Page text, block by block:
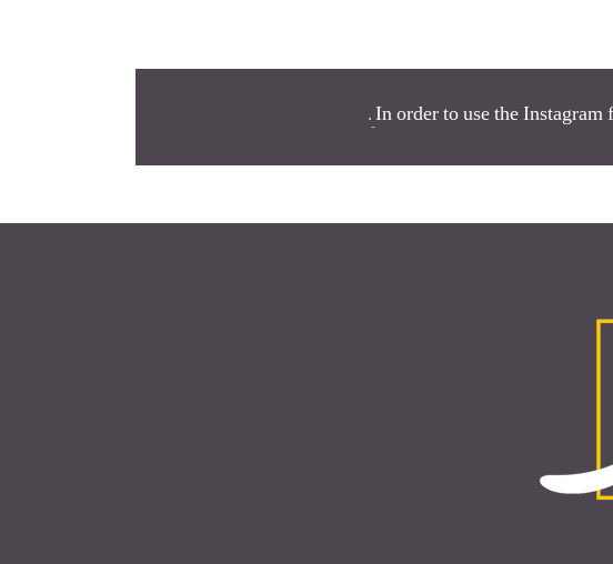
In order to use the Instagram
.